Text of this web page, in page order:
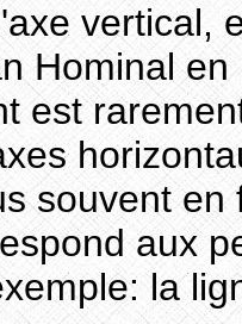
vertical,
Hominal
est
souvent
aux
la